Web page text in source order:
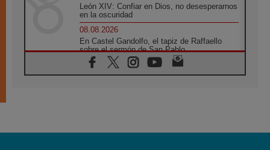
León XIV: Confiar en Dios, no desesperarnos
en la oscuridad
08.08.2026
En Castel Gandolfo, el tapiz de Raffaello
sobre el sermón de San Pablo
08.08.2026
En Colombia, «la paz no se compra con una
08.08.2026